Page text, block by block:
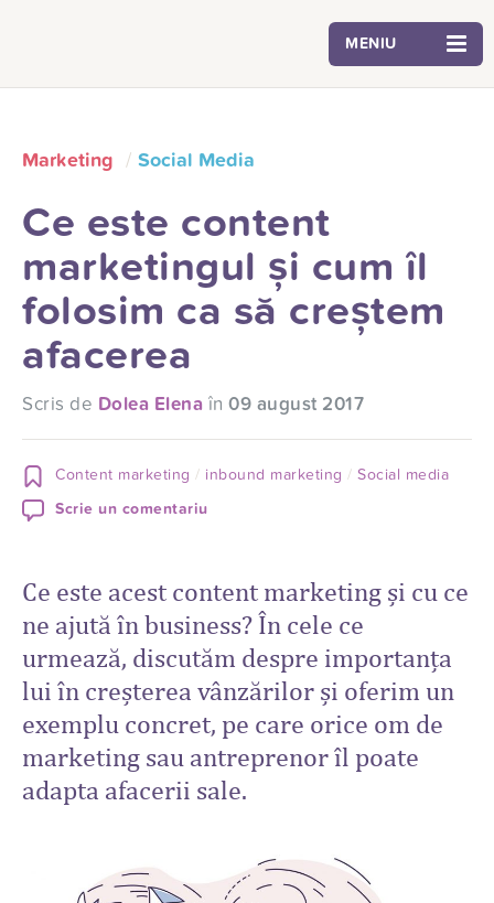
MENIU
Marketing Social Media
Ce este content
marketingul și cum îl
folosim ca să creștem
afacerea
Scris de Dolea Elena în 09 august 2017
Content marketing inbound marketing
Social media
Scrie un comentariu
Ce este acest content marketing și cu ce
ne ajută în business? În cele ce
urmează, discutăm despre importanța
lui în creșterea vânzărilor și oferim un
exemplu concret, pe care orice om de
marketing sau antreprenor îl poate
adapta afacerii sale.